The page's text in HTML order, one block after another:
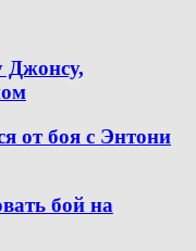
Джонсу,
от боя с Энтони
бой на